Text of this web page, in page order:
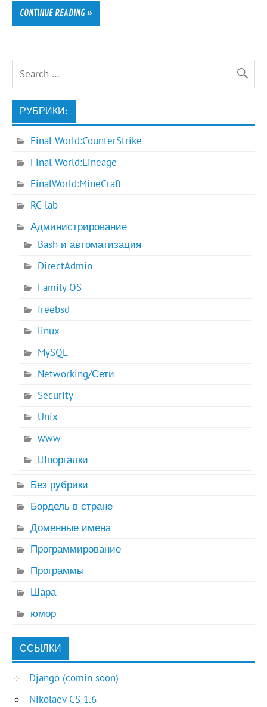
CONTINUE READING »
РУБРИКИ:
Final World:CounterStrike
Final World:Lineage
FinalWorld:MineCraft
RC-lab
Администрирование
Bash и автоматизация
DirectAdmin
Family OS
freebsd
linux
MySQL
Networking/Сети
Security
Unix
www
Шпоргалки
Без рубрики
Бордель в стране
Доменные имена
Программирование
Программы
Шара
юмор
ССЫЛКИ
Django (comin soon)
Nikolaev CS 1.6